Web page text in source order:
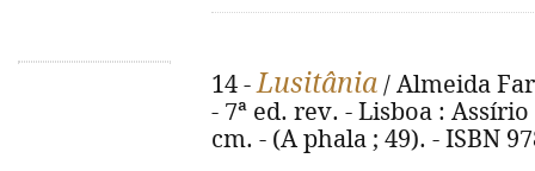
14 -Lusitânia / Almeida
- 7ª ed. rev. - Lisboa :
cm. - (A phala ; 49). - ISBN